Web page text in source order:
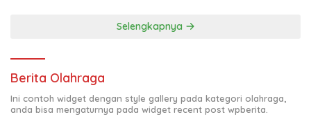
Selengkapnya
Berita Olahraga
Ini contoh widget dengan style gallery pada kategori olahraga,
anda bisa mengaturnya pada widget recent post wpberita.